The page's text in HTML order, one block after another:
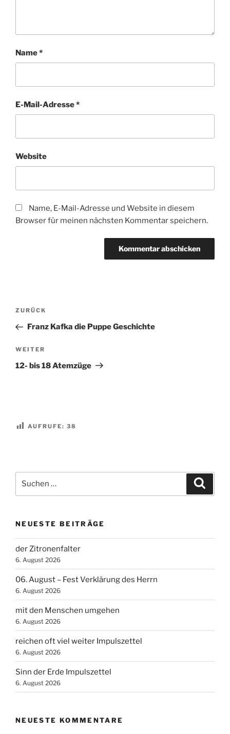
Name*
E-Mail-Adresse*
Website
Name, E-Mail-Adresse und Website in diesem
Browser für meinen nächsten Kommentar speichern.
Beitragsnavigation
Vorheriger
Beitrag
ZURÜCK
Franz Kafka die Puppe Geschichte
Nächster
Beitrag
WEITER
12- bis 18 Atemzüge
AUFRUFE: 38
nach:
NEUESTE BEITRÄGE
der Zitronenfalter
6. August 2026
06. August – Fest Verklärung des Herrn
6. August 2026
mit den Menschen umgehen
6. August 2026
reichen oft viel weiter Impulszettel
6. August 2026
Sinn der Erde Impulszettel
6. August 2026
NEUESTE KOMMENTARE